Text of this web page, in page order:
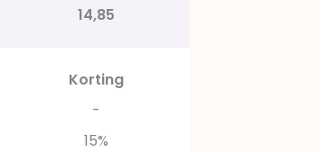
14,85
Korting
-
15%